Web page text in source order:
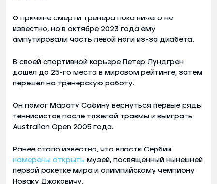
О причине смерти тренера пока ничего не
известно, но в октябре 2023 года ему
ампутировали часть левой ноги из-за диабета.
В своей спортивной карьере Петер Лундгрен
дошел до 25-го места в мировом рейтинге, затем
перешел на тренерскую работу.
Он помог Марату Сафину вернуться первые ряды
теннисистов после тяжелой травмы и выиграть
Australian Open 2005 года.
Ранее стало известно, что власти Сербии
намерены открыть музей, посвященный нынешней
первой ракетке мира и олимпийскому чемпиону
Новаку Джоковичу.